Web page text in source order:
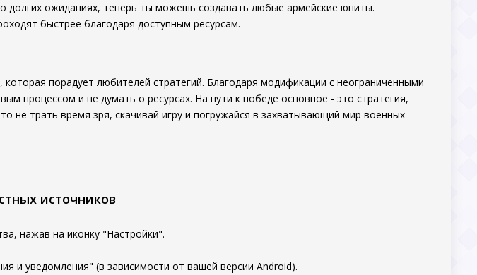
долгих ожиданиях, теперь ты можешь создавать любые армейские юниты.
быстрее благодаря доступным ресурсам.
которая порадует любителей стратегий. Благодаря модификации с неограниченными
процессом и не думать о ресурсах. На пути к победе основное - это стратегия,
не трать время зря, скачивай игру и погружайся в захватывающий мир военных
источников
нажав на иконку "Настройки".
и уведомления" (в зависимости от вашей версии Android).